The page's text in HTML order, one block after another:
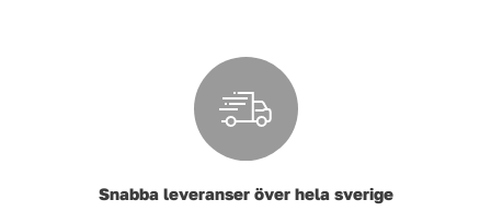
Snabba leveranser över hela sverige